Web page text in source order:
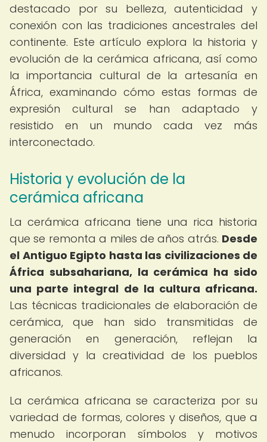
destacado por su belleza, autenticidad y
conexión con las tradiciones ancestrales del
continente. Este artículo explora la historia y
evolución de la cerámica africana, así como
la importancia cultural de la artesanía en
África, examinando cómo estas formas de
expresión cultural se han adaptado y
resistido en un mundo cada vez más
interconectado.
Historia y evolución de la
cerámica africana
La cerámica africana tiene una rica historia
que se remonta a miles de años atrás. Desde
el Antiguo Egipto hasta las civilizaciones de
África subsahariana, la cerámica ha sido
una parte integral de la cultura africana.
Las técnicas tradicionales de elaboración de
cerámica, que han sido transmitidas de
generación en generación, reflejan la
diversidad y la creatividad de los pueblos
africanos.
La cerámica africana se caracteriza por su
variedad de formas, colores y diseños, que a
menudo incorporan símbolos y motivos